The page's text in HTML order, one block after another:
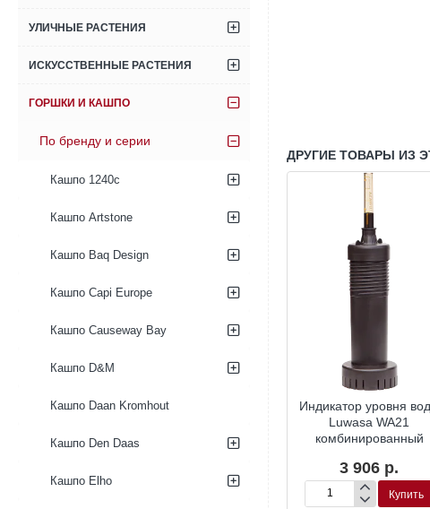
УЛИЧНЫЕ РАСТЕНИЯ
ИСКУССТВЕННЫЕ РАСТЕНИЯ
ГОРШКИ И КАШПО
По бренду и серии
Кашпо 1240c
Кашпо Artstone
Кашпо Baq Design
Кашпо Capi Europe
Кашпо Causeway Bay
Кашпо D&M
Кашпо Daan Kromhout
Кашпо Den Daas
Кашпо Elho
ДРУГИЕ ТОВАРЫ ИЗ
Окраска по RAL
Couple Кашпо B-round Couple
Индикатор уровня
Luwasa WA21
комбинированный
3 906 р.
Индикатор
Купить